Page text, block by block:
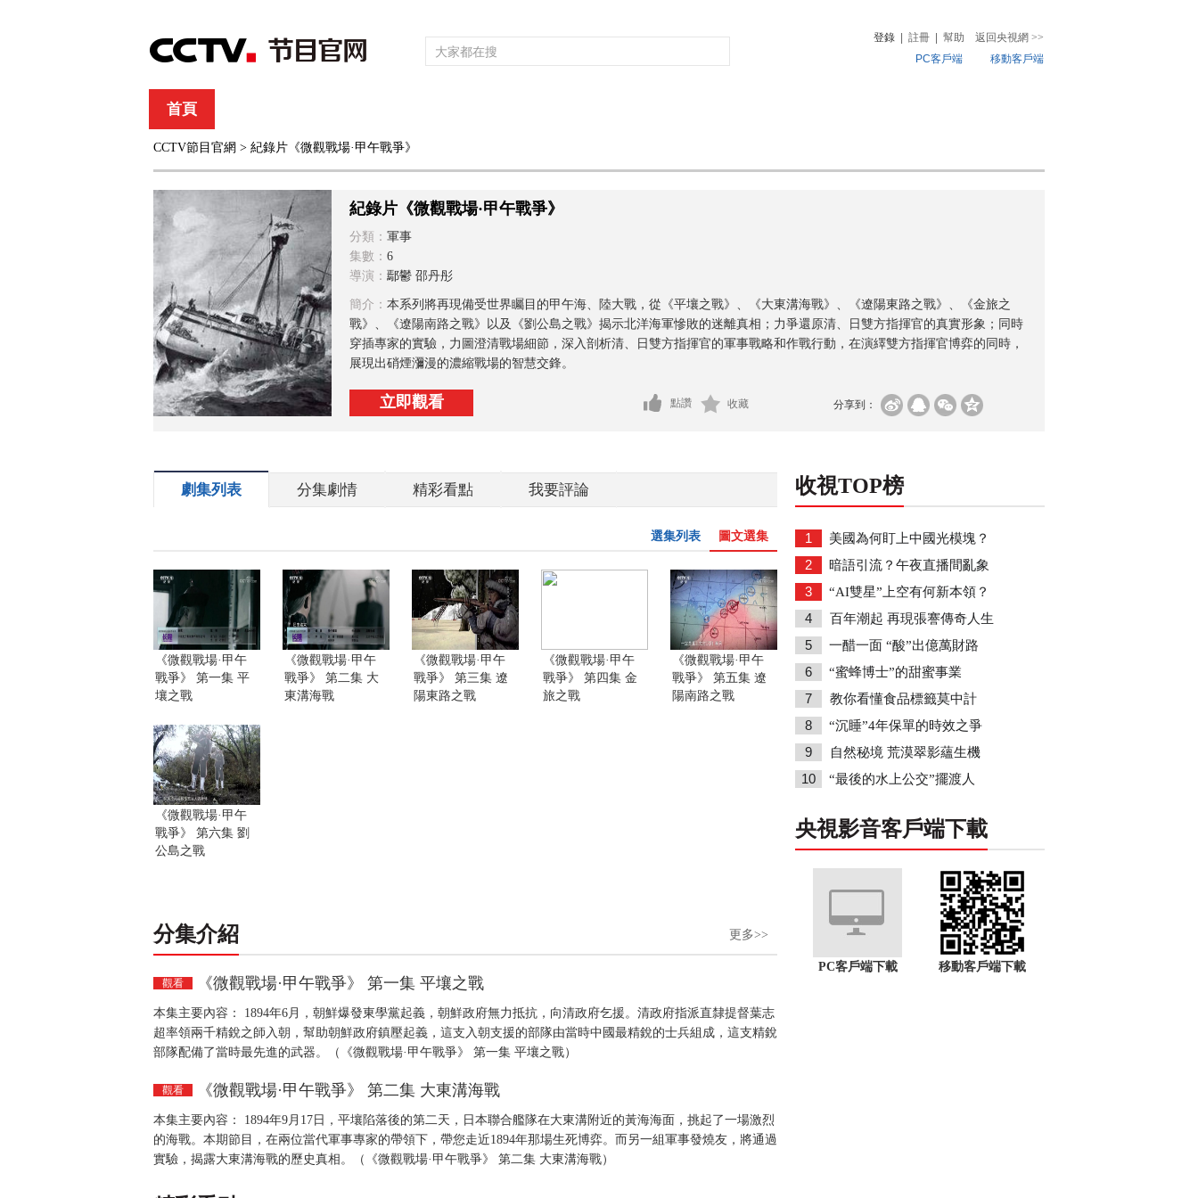
登錄 註冊 幫助 返回央視網 >>
PC客戶端
移動客戶端
首頁
綜合 新聞 財經 綜藝 中文國際 體育
CCTV節目官網 > 紀錄片《微觀戰場·甲午戰爭》
紀錄片《微觀戰場·甲午戰爭》
分類： 軍事
集數： 6
導演： 鄢鬱 邵丹彤
簡介： 本系列將再現備受世界矚目的甲午海、陸大戰，從《平壤之戰》、《大東溝海戰》、《遼陽東路之戰》、《金旅之
戰》、《遼陽南路之戰》以及《劉公島之戰》揭示北洋海軍慘敗的迷離真相；力爭還原清、日雙方指揮官的真實形象；同時
穿插專家的實驗，力圖澄清戰場細節，深入剖析清、日雙方指揮官的軍事戰略和作戰行動，在演繹雙方指揮官博弈的同時，
展現出硝煙瀰漫的濃縮戰場的智慧交鋒。
立即觀看 分享到：
點讚 收藏
劇集列表 分集劇情 精彩看點 我要評論
圖文選集
選集列表
《微觀戰場·甲午
戰爭》 第一集 平
壤之戰
《微觀戰場·甲午
戰爭》 第二集 大
東溝海戰
《微觀戰場·甲午
戰爭》 第三集 遼
陽東路之戰
《微觀戰場·甲午
戰爭》 第四集 金
旅之戰
《微觀戰場·甲午
戰爭》 第五集 遼
陽南路之戰
《微觀戰場·甲午
戰爭》 第六集 劉
公島之戰
分集介紹 更多>>
觀看 《微觀戰場·甲午戰爭》 第一集 平壤之戰
本集主要內容： 1894年6月，朝鮮爆發東學黨起義，朝鮮政府無力抵抗，向清政府乞援。清政府指派直隸提督葉志
超率領兩千精銳之師入朝，幫助朝鮮政府鎮壓起義，這支入朝支援的部隊由當時中國最精銳的士兵組成，這支精銳
部隊配備了當時最先進的武器。（《微觀戰場·甲午戰爭》 第一集 平壤之戰）
觀看 《微觀戰場·甲午戰爭》 第二集 大東溝海戰
本集主要內容： 1894年9月17日，平壤陷落後的第二天，日本聯合艦隊在大東溝附近的黃海海面，挑起了一場激烈
的海戰。本期節目，在兩位當代軍事專家的帶領下，帶您走近1894年那場生死博弈。而另一組軍事發燒友，將通過
實驗，揭露大東溝海戰的歷史真相。（《微觀戰場·甲午戰爭》 第二集 大東溝海戰）
收視TOP榜
1 美國為何盯上中國光模塊？
2 暗語引流？午夜直播間亂象
3 “AI雙星”上空有何新本領？
4 百年潮起 再現張謇傳奇人生
5 一醋一面 “酸”出億萬財路
6 “蜜蜂博士”的甜蜜事業
7 教你看懂食品標籤莫中計
8 “沉睡”4年保單的時效之爭
9 自然秘境 荒漠翠影蘊生機
10 “最後的水上公交”擺渡人
央視影音客戶端下載
PC客戶端下載 移動客戶端下載